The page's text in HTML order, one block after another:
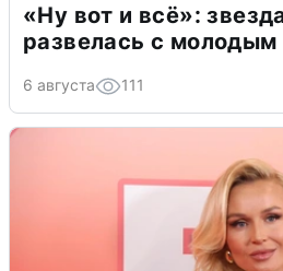
«Ну вот и всё»:
развелась с
6 августа 111